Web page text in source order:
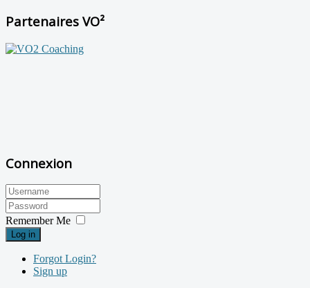
Partenaires VO²
Connexion
Remember Me
Log in
Forgot Login?
Sign up